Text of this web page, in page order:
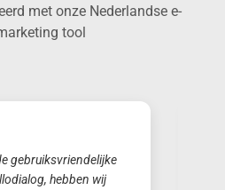
met onze Nederlandse e-
tool
gebruiksvriendelijke
hebben wij